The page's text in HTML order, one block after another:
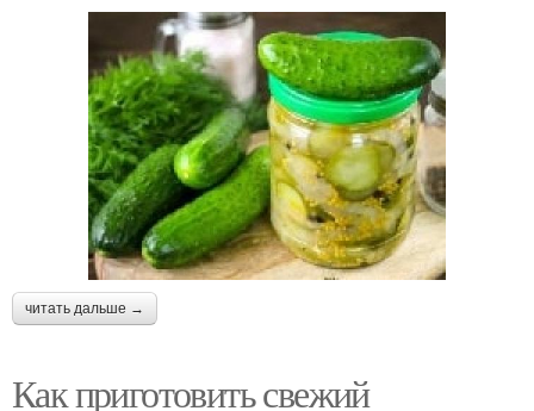
читать дальше →
Как приготовить свежий